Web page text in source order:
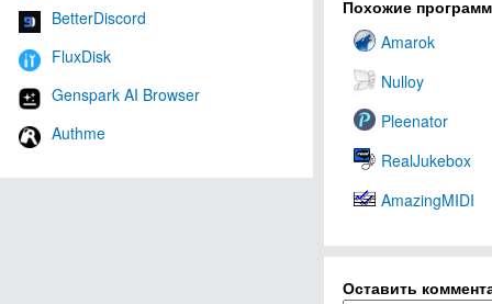
BetterDiscord
FluxDisk
Genspark AI Browser
Authme
Похожие
Amarok
Nulloy
Pleenator
RealJukebox
AmazingMIDI
Оставить